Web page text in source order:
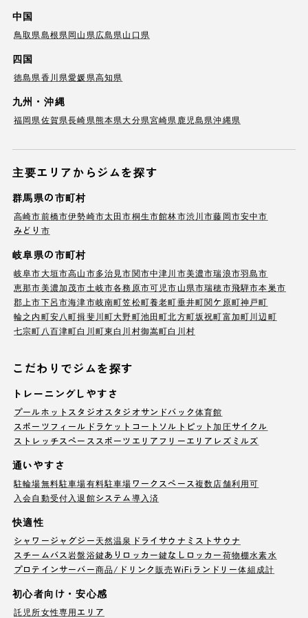
中国
鳥取県島根県岡山県広島県山口県
四国
徳島県香川県愛媛県高知県
九州・沖縄
福岡県佐賀県長崎県熊本県大分県宮崎県 鹿児島県沖縄県
主要エリアからジムを探す
群馬県の市町村
高崎市前橋市伊勢崎市太田市桐生市館林市渋川市藤岡市安中市
みどり市
岐阜県の市町村
岐阜市大垣市高山市多治見市関市中津川市美濃市瑞浪市羽島市
恵那市美濃加茂市土岐市各務原市可児市山県市瑞穂市飛騨市本巣市
郡上市下呂市海津市岐南町笠松町養老町垂井町関ケ原町神戸町
輪之内町安八町揖斐川町大野町池田町北方町坂祝町富加町川辺町
七宗町 八百津町白川町東白川村御嵩町白川村
こだわりでジムを探す
トレーニングしやすさ
プールホットスタジオ スタジオサンドバック体育館
スポーツフィールド ラケットコート ソルトピット加圧サイクル
ストレッチスペース スポーツエリア フリーエリア レズミルズ
通いやすさ
駐輪場無料駐車場有料駐車場ワークスペース複数店舗利用可
入会自動受付 入退館システム導入済
快適性
シャワージャグジー天然温泉 ドライサウナ ミストサウナ
スチームバス岩盤浴鍵ありロッカー鍵なしロッカー荷物棚水素水
プロテインサーバー商品/ドリンク販売WiFi ランドリー体組成計
初心者向け・安心感
託児所女性専用エリア